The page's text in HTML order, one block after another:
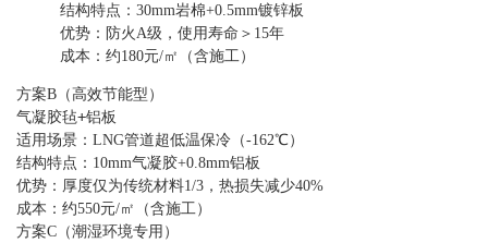
结构特点：30mm岩棉+0.5mm镀锌板
优势：防火A级，使用寿命＞15年
成本：约180元/㎡（含施工）
方案B（高效节能型）
气凝胶毡+铝板
适用场景：LNG管道超低温保冷（-162℃）
结构特点：10mm气凝胶+0.8mm铝板
优势：厚度仅为传统材料1/3，热损失减少40%
成本：约550元/㎡（含施工）
方案C（潮湿环境专用）